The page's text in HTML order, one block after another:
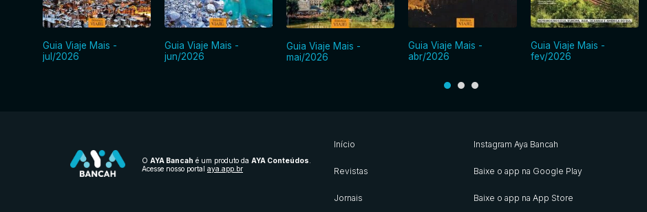
Guia Viaje Mais -
jul/2026
Guia Viaje Mais -
jun/2026
Guia Viaje Mais -
mai/2026
Guia Viaje Mais -
abr/2026
Guia Viaje Mais -
fev/2026
O AYA Bancah é um produto da AYA Conteúdos.
Acesse nosso portal aya.app.br
Início
Revistas
Jornais
Instagram Aya Bancah
Baixe o app na Google Play
Baixe o app na App Store